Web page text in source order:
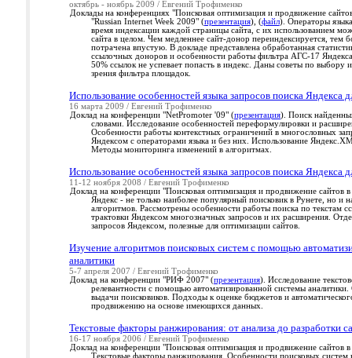
октябрь - ноябрь 2009 / Евгений Трофименко
Доклады на конференциях "Поисковая оптимизация и продвижение
"Russian Internet Week 2009" (презентация), (файл). Операторы
время индексации каждой страницы сайта, с их использованием
сайта в целом. Чем медленнее сайт-донор переиндексируется, тем
потрачена впустую. В докладе представлена обработанная
ссылочных доноров и особенности работы фильтра АГС-17
50% ссылок не успевает попасть в индекс. Даны советы по
зрения фильтра площадок.
Использование особенностей языка запросов поиска Яндекса
16 марта 2009 / Евгений Трофименко
Доклад на конференции "NetPromoter '09" (презентация). Поиск
словами. Исследование особенностей переформулировки и
Особенности работы контекстных ограничений в многословных
Яндексом с операторами языка и без них. Использование
Методы мониторинга изменений в алгоритмах.
Использование особенностей языка запросов поиска Яндекса
11-12 ноября 2008 / Евгений Трофименко
Доклад на конференции "Поисковая оптимизация и продвижение сайтов
Яндекс - не только наиболее популярный поисковик в Рунете, но и
алгоритмов. Рассмотрены особенности работы поиска по текстам
трактовки Яндексом многозначных запросов и их расширения.
запросов Яндексом, полезные для оптимизации сайтов.
Изучение алгоритмов поисковых систем с помощью
аналитики
5-7 апреля 2007 / Евгений Трофименко
Доклад на конференции "РИФ 2007" (презентация). Исследование
релевантности с помощью автоматизированной системы
выдачи поисковиков. Подходы к оценке бюджетов и
продвижению на основе имеющихся данных.
Текстовые факторы ранжирования: от анализа до разработки
16-17 ноября 2006 / Евгений Трофименко
Доклад на конференции "Поисковая оптимизация и продвижение сайтов
Текстовые факторы ранжирования. Особенности поисковых